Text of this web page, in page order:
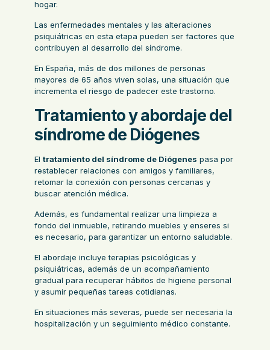
hogar.
Las enfermedades mentales y las alteraciones
psiquiátricas en esta etapa pueden ser factores que
contribuyen al desarrollo del síndrome.
En España, más de dos millones de personas
mayores de 65 años viven solas, una situación que
incrementa el riesgo de padecer este trastorno.
Tratamiento y abordaje del
síndrome de Diógenes
El tratamiento del síndrome de Diógenes pasa por
restablecer relaciones con amigos y familiares,
retomar la conexión con personas cercanas y
buscar atención médica.
Además, es fundamental realizar una limpieza a
fondo del inmueble, retirando muebles y enseres si
es necesario, para garantizar un entorno saludable.
El abordaje incluye terapias psicológicas y
psiquiátricas, además de un acompañamiento
gradual para recuperar hábitos de higiene personal
y asumir pequeñas tareas cotidianas.
En situaciones más severas, puede ser necesaria la
hospitalización y un seguimiento médico constante.